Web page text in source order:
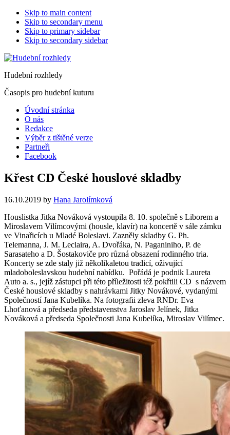
Skip to main content
Skip to secondary menu
Skip to primary sidebar
Skip to secondary sidebar
Hudební rozhledy
Časopis pro hudební kuturu
Úvodní stránka
O nás
Redakce
Výběr z tištěné verze
Partneři
Facebook
Křest CD České houslové skladby
16.10.2019 by Hana Jarolímková
Houslistka Jitka Nováková vystoupila 8. 10. společně s Liborem a
Miroslavem Vilímcovými (housle, klavír) na koncertě v sále zámku
ve Vinařicích u Mladé Boleslavi. Zazněly skladby G. Ph.
Telemanna, J. M. Leclaira, A. Dvořáka, N. Paganiniho, P. de
Sarasateho a D. Šostakoviče pro různá obsazení rodinného tria.
Koncerty se zde staly již několikaletou tradicí, oživující
mladoboleslavskou hudební nabídku. Pořádá je podnik Laureta
Auto a. s., jejíž zástupci při této příležitosti též pokřtili CD s názvem
České houslové skladby s nahrávkami Jitky Novákové, vydanými
Společností Jana Kubelíka. Na fotografii zleva RNDr. Eva
Lhoťanová a předseda představenstva Jaroslav Jelínek, Jitka
Nováková a předseda Společnosti Jana Kubelíka, Miroslav Vilímec.